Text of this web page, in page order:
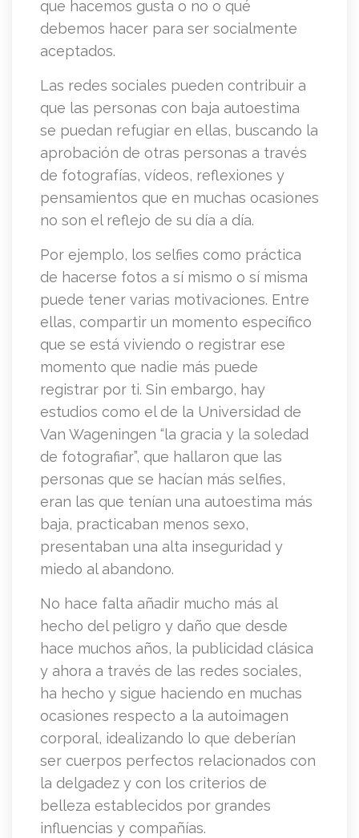
que hacemos gusta o no o qué
debemos hacer para ser socialmente
aceptados.
Las redes sociales pueden contribuir a
que las personas con baja autoestima
se puedan refugiar en ellas, buscando la
aprobación de otras personas a través
de fotografías, vídeos, reflexiones y
pensamientos que en muchas ocasiones
no son el reflejo de su día a día.
Por ejemplo, los selfies como práctica
de hacerse fotos a sí mismo o sí misma
puede tener varias motivaciones. Entre
ellas, compartir un momento específico
que se está viviendo o registrar ese
momento que nadie más puede
registrar por ti. Sin embargo, hay
estudios como el de la Universidad de
Van Wageningen “la gracia y la soledad
de fotografiar”, que hallaron que las
personas que se hacían más selfies,
eran las que tenían una autoestima más
baja, practicaban menos sexo,
presentaban una alta inseguridad y
miedo al abandono.
No hace falta añadir mucho más al
hecho del peligro y daño que desde
hace muchos años, la publicidad clásica
y ahora a través de las redes sociales,
ha hecho y sigue haciendo en muchas
ocasiones respecto a la autoimagen
corporal, idealizando lo que deberían
ser cuerpos perfectos relacionados con
la delgadez y con los criterios de
belleza establecidos por grandes
influencias y compañías.